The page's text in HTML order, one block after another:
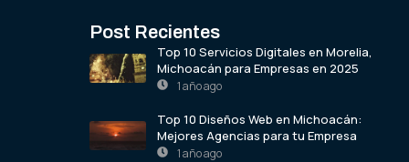
Post Recientes
Top 10 Servicios Digitales en Morelia,
Michoacán para Empresas en 2025
1 año ago
Top 10 Diseños Web en Michoacán:
Mejores Agencias para tu Empresa
1 año ago